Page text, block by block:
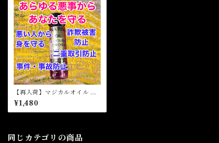
【再入荷】マジカルオイル ダ
ブルクロス Magical Oil DOU
BLE CROSS
¥1,480
同じカテゴリの商品